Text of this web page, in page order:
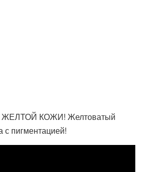
КОЖИ! Желтоватый
с пигментацией!